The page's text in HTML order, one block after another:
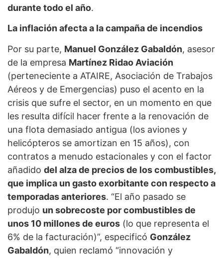
durante todo el año.
La inflación afecta a la campaña de incendios
Por su parte, Manuel González Gabaldón, asesor
de la empresa Martínez Ridao Aviación
(perteneciente a ATAIRE, Asociación de Trabajos
Aéreos y de Emergencias) puso el acento en la
crisis que sufre el sector, en un momento en que
les resulta difícil hacer frente a la renovación de
una flota demasiado antigua (los aviones y
helicópteros se amortizan en 15 años), con
contratos a menudo estacionales y con el factor
añadido del alza de precios de los combustibles,
que implica un gasto exorbitante con respecto a
temporadas anteriores. “El año pasado se
produjo un sobrecoste por combustibles de
unos 10 millones de euros (lo que representa el
6% de la facturación)”, especificó González
Gabaldón, quien reclamó “innovación y